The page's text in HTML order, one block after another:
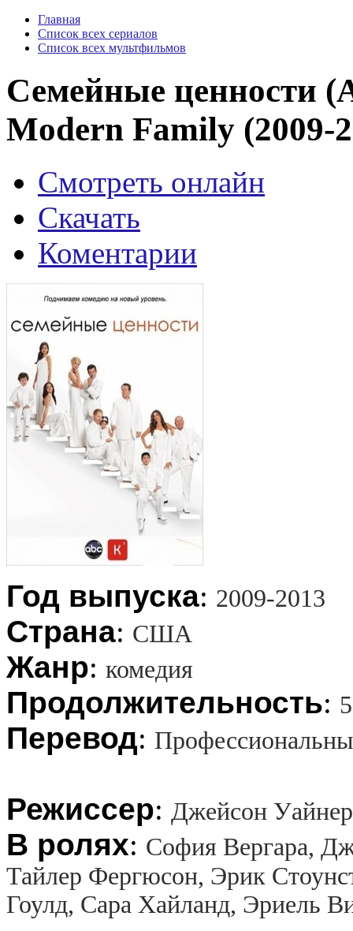
Главная
Список всех сериалов
Список всех мультфильмов
Семейные ценности
Modern Family (2009-
Смотреть онлайн
Скачать
Коментарии
Год выпуска: 2009-2013
Страна: США
Жанр: комедия
Продолжительность:
Перевод:
Режиссер: Джейсон
В ролях: София Вергара,
Тайлер Фергюсон, Эрик
Гоулд, Сара Хайланд, Эриель